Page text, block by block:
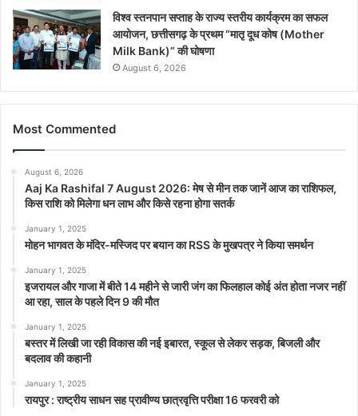
विश्व स्तनपान सप्ताह के राज्य स्तरीय कार्यक्रम का सफल
आयोजन, छत्तीसगढ़ के प्रथम “मातृ दूध कोष (Mother
Milk Bank)” की घोषणा
August 6, 2026
Most Commented
August 6, 2026
Aaj Ka Rashifal 7 August 2026: मेष से मीन तक जानें आज का राशिफल,
किस राशि को मिलेगा धन लाभ और किसे रहना होगा सतर्क
January 1, 2025
मोहन भागवत के मंदिर-मस्जिद पर बयान का RSS के मुखपत्र ने किया समर्थन
January 1, 2025
इजरायल और गाजा में बीते 14 महीने से जारी जंग का फिलहाल कोई अंत होता नजर नहीं
आ रहा, साल के पहले दिन 9 की मौत
January 1, 2025
बस्तर में लिखी जा रही विकास की नई इबारत, स्कूल से लेकर सड़क, बिजली और
बदलाव की कहानी
January 1, 2025
रायपुर : राष्ट्रीय साधन सह प्रावीण्य छात्रवृत्ति परीक्षा 16 फरवरी को